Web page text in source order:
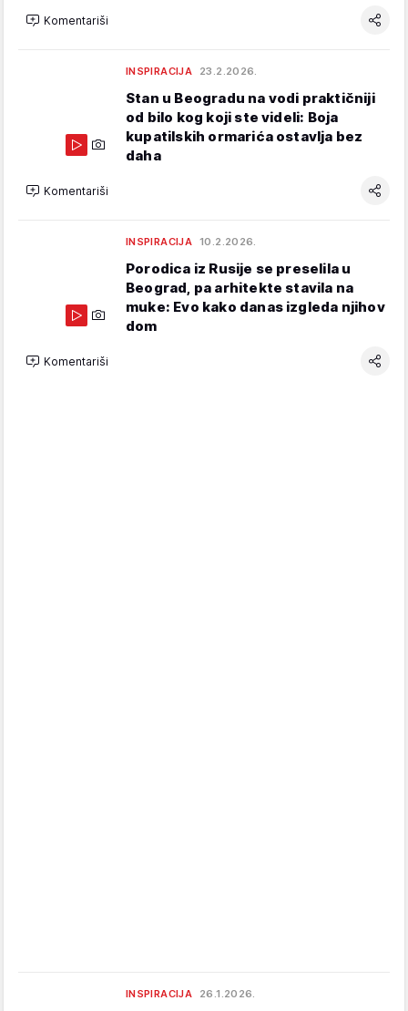
Komentariši
INSPIRACIJA 23.2.2026.
Stan u Beogradu na vodi praktičniji
od bilo kog koji ste videli: Boja
kupatilskih ormarića ostavlja bez
daha
Komentariši
INSPIRACIJA 10.2.2026.
Porodica iz Rusije se preselila u
Beograd, pa arhitekte stavila na
muke: Evo kako danas izgleda njihov
dom
Komentariši
INSPIRACIJA 26.1.2026.